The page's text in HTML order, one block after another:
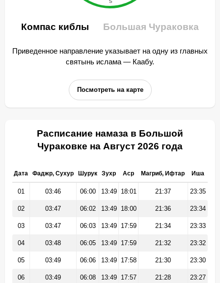
Компас киблы Большая Чураковка
Приведенное направление указывает на одну из главных
святынь ислама — Каабу.
Посмотреть на карте
Расписание намаза в Большой
Чураковке на Август 2026 года
Дата Фаджр, Сухур Шурук Зухр Аср Магриб, Ифтар Иша
01 03:46 06:00 13:49 18:01 21:37 23:35
02 03:47 06:02 13:49 18:00 21:36 23:34
03 03:47 06:03 13:49 17:59 21:34 23:33
04 03:48 06:05 13:49 17:59 21:32 23:32
05 03:49 06:06 13:49 17:58 21:30 23:30
06 03:49 06:08 13:49 17:57 21:28 23:27